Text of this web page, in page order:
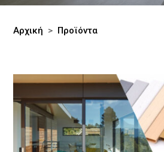
Αρχική > Προϊόντα